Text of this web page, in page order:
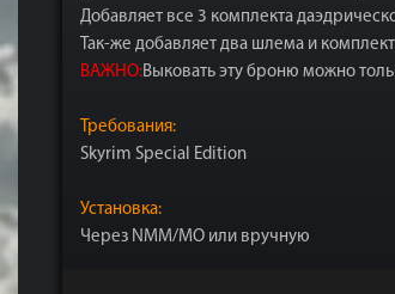
Добавляет все 3 комплекта
Так-же добавляет два шлема и
ВАЖНО:Выковать эту броню можно
Требования:
Skyrim Special Edition
Установка:
Через NMM/MO или вручную